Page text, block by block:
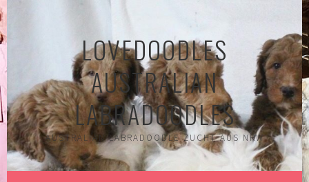
inhoud
LOVEDOODLES
AUSTRALIAN
LABRADOODLES
AUSTRALIAN LABRADOODLE ZUCHT AUS NRW